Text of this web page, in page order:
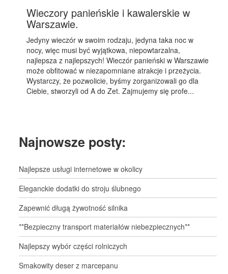
Wieczory panieńskie i kawalerskie w
Warszawie.
Jedyny wieczór w swoim rodzaju, jedyna taka noc w
nocy, więc musi być wyjątkowa, niepowtarzalna,
najlepsza z najlepszych! Wieczór panieński w Warszawie
może obfitować w niezapomniane atrakcje i przeżycia.
Wystarczy, że pozwolicie, byśmy zorganizowali go dla
Ciebie, stworzyli od A do Zet. Zajmujemy się profe...
Najnowsze posty:
Najlepsze usługi internetowe w okolicy
Eleganckie dodatki do stroju ślubnego
Zapewnić długą żywotność silnika
**Bezpieczny transport materiałów niebezpiecznych**
Najlepszy wybór części rolniczych
Smakowity deser z marcepanu